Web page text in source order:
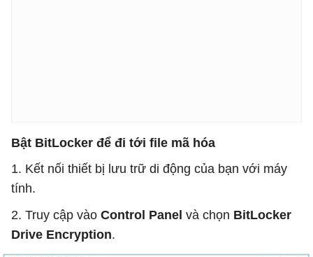
Bật BitLocker để đi tới file mã hóa
1. Kết nối thiết bị lưu trữ di động của bạn với máy
tính.
2. Truy cập vào Control Panel và chọn BitLocker
Drive Encryption.